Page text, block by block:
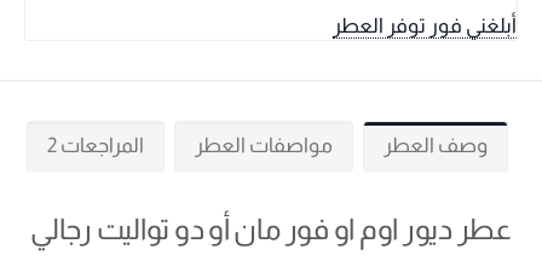
أبلغني فور توفر العطر
وصف العطر مواصفات العطر المراجعات 2
عطر ديور اوم او فور مان أو دو تواليت رجالي